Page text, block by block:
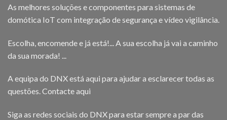
As melhores soluções e componentes para sistemas de
domótica IoT com integração de segurança e vídeo vigilância.
Escolha, encomende e já está!... A sua escolha já vai a caminho
da sua morada! ...
A equipa do DNX está aqui para ajudar a esclarecer todas as
questões.Contacte aqui
Siga as redes sociais do DNX para estar sempre a par das